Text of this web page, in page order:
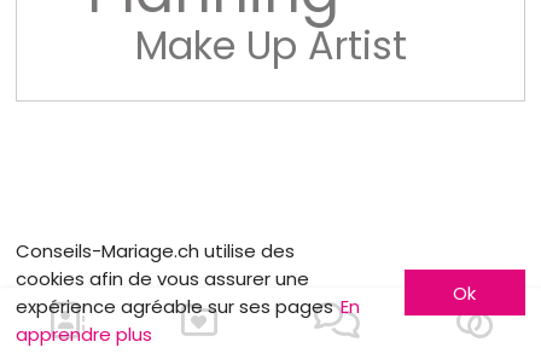
Make Up Artist
Conseils-Mariage.ch utilise des
cookies afin de vous assurer une
expérience agréable sur ses pages En
apprendre plus
Ok